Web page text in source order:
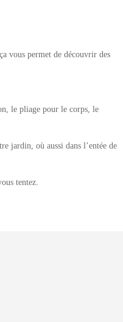
vous permet de découvrir des
le pliage pour le corps, le
jardin, où aussi dans l’entée de
tentez.